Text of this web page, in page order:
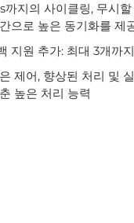
까지의 사이클링, 무시
으로 높은 동기화를
지원 추가: 최대 3개까
제어, 향상된 처리 및
높은 처리 능력